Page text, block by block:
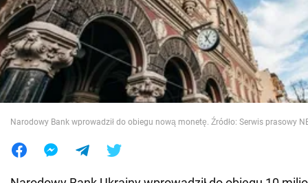
Wojna na Ukrainie
Świat
Jedzenie
Narodowy Bank wprowadził do obiegu nową monetę. Źródło: Serwis prasowy